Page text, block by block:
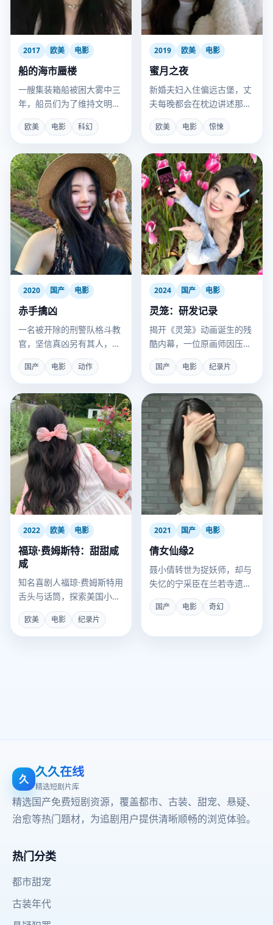
2017 欧美 电影
船的海市蜃楼
一艘集装箱船被困大雾中三
年，船员们为了维持文明运
转而建立了微型国家。
欧美 电影 科幻
2019 欧美 电影
蜜月之夜
新婚夫妇入住偏远古堡，丈
夫每晚都会在枕边讲述那个
杀死自己前妻的故事。
欧美 电影 惊悚
2020 国产 电影
赤手擒凶
一名被开除的刑警队格斗教
官，坚信真凶另有其人，用
拳头替当嫌犯的女儿翻案。
国产 电影 动作
2024 国产 电影
灵笼：研发记录
揭开《灵笼》动画诞生的残
酷内幕，一位原画师因压力
过大在工位种出了一株蘑
菇。
国产 电影 纪录片
2022 欧美 电影
福琼·费姆斯特：甜甜咸
咸
知名喜剧人福琼·费姆斯特用
舌头与话筒，探索美国小镇
的怪诞美食与人生故事。
欧美 电影 纪录片
2021 国产 电影
倩女仙缘2
聂小倩转世为捉妖师，却与
失忆的宁采臣在兰若寺遗址
再次相遇。
国产 电影 奇幻
久 久久在线
精选短剧片库
精选国产免费短剧资源，覆盖都市、古装、甜宠、悬疑、
治愈等热门题材，为追剧用户提供清晰顺畅的浏览体验。
热门分类
都市甜宠
古装年代